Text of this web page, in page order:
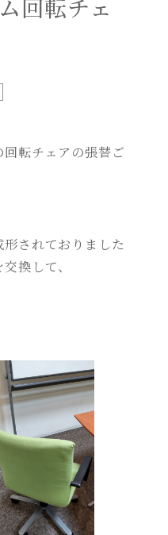
回転チェ
転チェアの張替ご
されておりました
換して、